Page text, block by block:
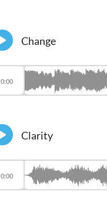
Change
0:00
Clarity
0:00